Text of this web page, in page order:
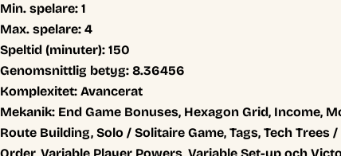
Min. spelare: 1
Max. spelare: 4
Speltid (minuter): 150
Genomsnittlig betyg: 8.36456
Komplexitet: Avancerat
Mekanik: End Game Bonuses, Hexagon Grid, Income,
Route Building, Solo / Solitaire Game, Tags, Tech Trees